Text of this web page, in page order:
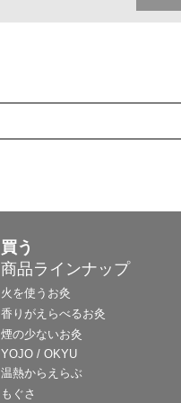
買う
商品ラインナップ
火を使うお灸
香りがえらべるお灸
煙の少ないお灸
YOJO / OKYU
温熱からえらぶ
もぐさ